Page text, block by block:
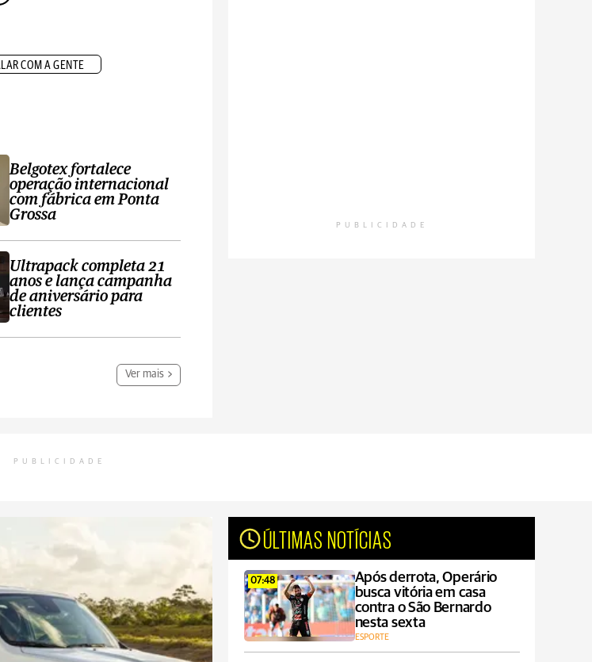
COM A GENTE
Belgotex fortalece
operação internacional
com fábrica em Ponta
Grossa
Ultrapack completa 21
anos e lança campanha
de aniversário para
clientes
Ver mais
PUBLICIDADE
PUBLICIDADE
ÚLTIMAS NOTÍCIAS
07:48
Após derrota, Operário
busca vitória em casa
contra o São Bernardo
nesta sexta
ESPORTE